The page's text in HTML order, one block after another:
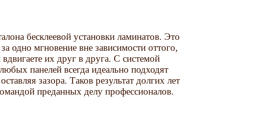
бесклеевой установки ламинатов. Это
одно мгновение вне зависимости оттого,
их друг в друга. С системой
панелей всегда идеально подходят
зазора. Таков результат долгих лет
преданных делу профессионалов.